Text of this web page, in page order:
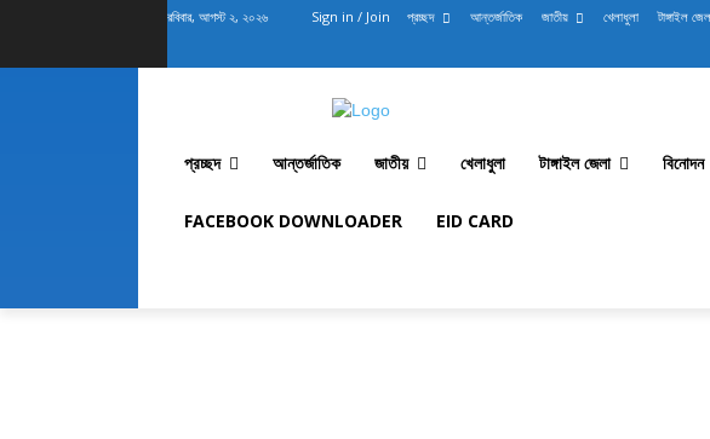
রবিবার, আগস্ট ২, ২০২৬ Sign in / Join প্রচ্ছদ আন্তর্জাতিক জাতীয় খেলাধুলা টাঙ্গাইল
প্রচ্ছদ আন্তর্জাতিক জাতীয় খেলাধুলা টাঙ্গাইল জেলা বিনোদন
FACEBOOK DOWNLOADER EID CARD